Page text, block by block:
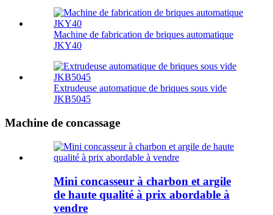
Machine de fabrication de briques automatique
JKY40
Extrudeuse automatique de briques sous vide
JKB5045
Machine de concassage
Mini concasseur à charbon et argile
de haute qualité à prix abordable à
vendre